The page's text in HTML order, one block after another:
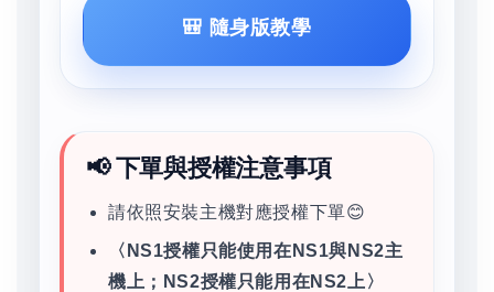
🎒 隨身版教學
📢 下單與授權注意事項
請依照安裝主機對應授權下單😊
〈NS1授權只能使用在NS1與NS2主
機上；NS2授權只能用在NS2上〉